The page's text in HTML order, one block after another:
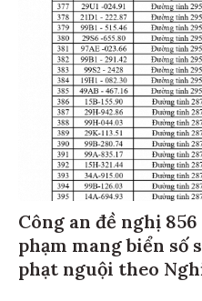
Công an đề nghị
phạm mang biển số
phạt nguội theo